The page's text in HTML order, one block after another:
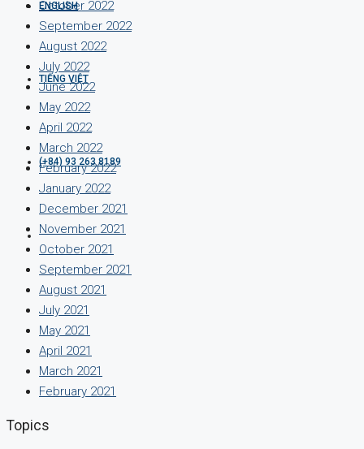
ENGLISH
TIẾNG VIỆT
(+84) 93 263 8189
October 2022
September 2022
August 2022
July 2022
June 2022
May 2022
April 2022
March 2022
February 2022
January 2022
December 2021
November 2021
October 2021
September 2021
August 2021
July 2021
May 2021
April 2021
March 2021
February 2021
Topics